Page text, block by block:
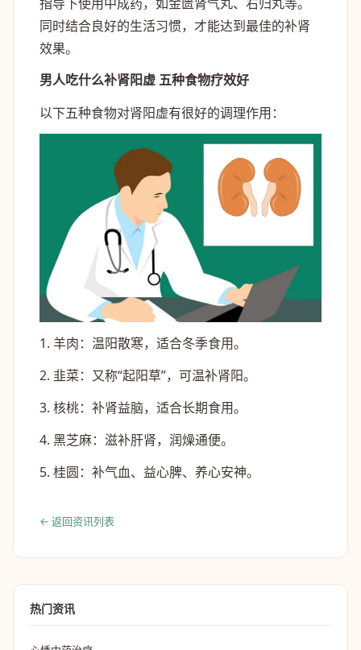
同时结合良好的生活习惯，才能达到最佳的补肾
效果。
男人吃什么补肾阳虚 五种食物疗效好
以下五种食物对肾阳虚有很好的调理作用：
1. 羊肉：温阳散寒，适合冬季食用。
2. 韭菜：又称“起阳草”，可温补肾阳。
3. 核桃：补肾益脑，适合长期食用。
4. 黑芝麻：滋补肝肾，润燥通便。
5. 桂圆：补气血、益心脾、养心安神。
← 返回资讯列表
热门资讯